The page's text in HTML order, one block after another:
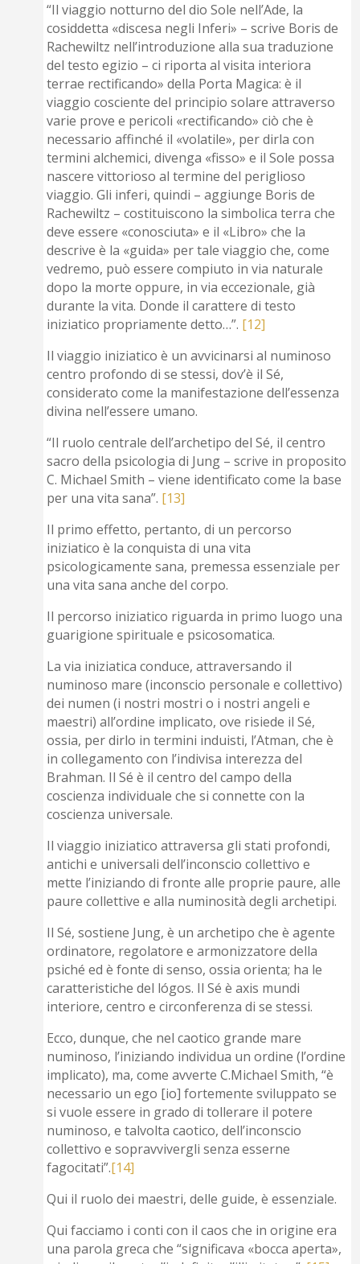
“Il viaggio notturno del dio Sole nell’Ade, la
cosiddetta «discesa negli Inferi» – scrive Boris de
Rachewiltz nell’introduzione alla sua traduzione
del testo egizio – ci riporta al visita interiora
terrae rectificando» della Porta Magica: è il
viaggio cosciente del principio solare attraverso
varie prove e pericoli «rectificando» ciò che è
necessario affinché il «volatile», per dirla con
termini alchemici, divenga «fisso» e il Sole possa
nascere vittorioso al termine del periglioso
viaggio. Gli inferi, quindi – aggiunge Boris de
Rachewiltz – costituiscono la simbolica terra che
deve essere «conosciuta» e il «Libro» che la
descrive è la «guida» per tale viaggio che, come
vedremo, può essere compiuto in via naturale
dopo la morte oppure, in via eccezionale, già
durante la vita. Donde il carattere di testo
iniziatico propriamente detto…”. [12]
Il viaggio iniziatico è un avvicinarsi al numinoso
centro profondo di se stessi, dov’è il Sé,
considerato come la manifestazione dell’essenza
divina nell’essere umano.
“Il ruolo centrale dell’archetipo del Sé, il centro
sacro della psicologia di Jung – scrive in proposito
C. Michael Smith – viene identificato come la base
per una vita sana”. [13]
Il primo effetto, pertanto, di un percorso
iniziatico è la conquista di una vita
psicologicamente sana, premessa essenziale per
una vita sana anche del corpo.
Il percorso iniziatico riguarda in primo luogo una
guarigione spirituale e psicosomatica.
La via iniziatica conduce, attraversando il
numinoso mare (inconscio personale e collettivo)
dei numen (i nostri mostri o i nostri angeli e
maestri) all’ordine implicato, ove risiede il Sé,
ossia, per dirlo in termini induisti, l’Atman, che è
in collegamento con l’indivisa interezza del
Brahman. Il Sé è il centro del campo della
coscienza individuale che si connette con la
coscienza universale.
Il viaggio iniziatico attraversa gli stati profondi,
antichi e universali dell’inconscio collettivo e
mette l’iniziando di fronte alle proprie paure, alle
paure collettive e alla numinosità degli archetipi.
Il Sé, sostiene Jung, è un archetipo che è agente
ordinatore, regolatore e armonizzatore della
psiché ed è fonte di senso, ossia orienta; ha le
caratteristiche del lógos. Il Sé è axis mundi
interiore, centro e circonferenza di se stessi.
Ecco, dunque, che nel caotico grande mare
numinoso, l’iniziando individua un ordine (l’ordine
implicato), ma, come avverte C.Michael Smith, “è
necessario un ego [io] fortemente sviluppato se
si vuole essere in grado di tollerare il potere
numinoso, e talvolta caotico, dell’inconscio
collettivo e sopravvivergli senza esserne
fagocitati”.[14]
Qui il ruolo dei maestri, delle guide, è essenziale.
Qui facciamo i conti con il caos che in origine era
una parola greca che “significava «bocca aperta»,